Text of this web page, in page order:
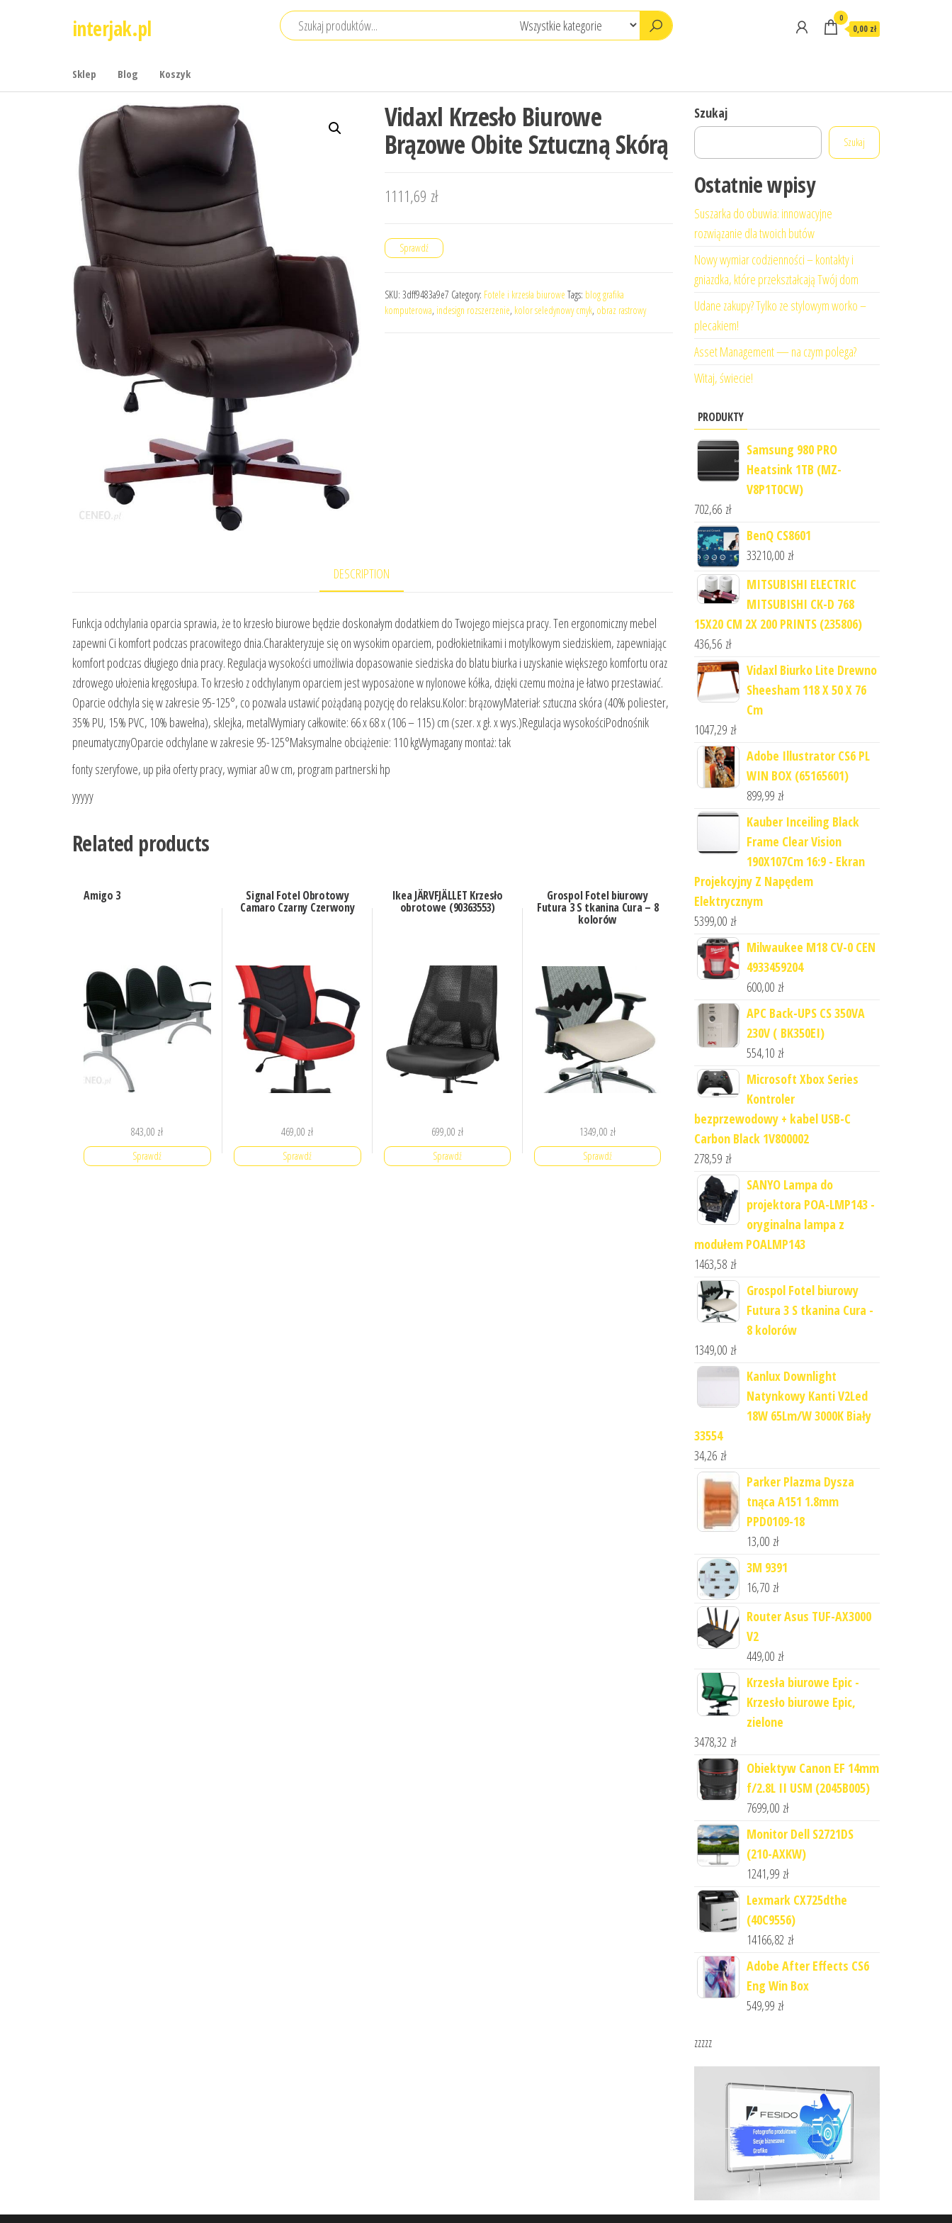
interjak.pl 0
0,00 zł
Sklep Blog Koszyk
Vidaxl Krzesło Biurowe
Brązowe Obite Sztuczną Skórą
1111,69 zł
Sprawdź
SKU: 3dff9483a9e7 Category: Fotele i krzesła biurowe Tags: blog grafika
komputerowa, indesign rozszerzenie, kolor seledynowy cmyk, obraz rastrowy
DESCRIPTION
Funkcja odchylania oparcia sprawia, że to krzesło biurowe będzie doskonałym dodatkiem do Twojego miejsca pracy. Ten ergonomiczny mebel
zapewni Ci komfort podczas pracowitego dnia.Charakteryzuje się on wysokim oparciem, podłokietnikami i motylkowym siedziskiem, zapewniając
komfort podczas długiego dnia pracy. Regulacja wysokości umożliwia dopasowanie siedziska do blatu biurka i uzyskanie większego komfortu oraz
zdrowego ułożenia kręgosłupa. To krzesło z odchylanym oparciem jest wyposażone w nylonowe kółka, dzięki czemu można je łatwo przestawiać.
Oparcie odchyla się w zakresie 95-125°, co pozwala ustawić pożądaną pozycję do relaksu.Kolor: brązowyMateriał: sztuczna skóra (40% poliester,
35% PU, 15% PVC, 10% bawełna), sklejka, metalWymiary całkowite: 66 x 68 x (106 – 115) cm (szer. x gł. x wys.)Regulacja wysokościPodnośnik
pneumatycznyOparcie odchylane w zakresie 95-125°Maksymalne obciążenie: 110 kgWymagany montaż: tak
fonty szeryfowe, up piła oferty pracy, wymiar a0 w cm, program partnerski hp
yyyyy
Related products
Amigo 3
843,00 zł
Sprawdź
Signal Fotel Obrotowy
Camaro Czarny Czerwony
469,00 zł
Sprawdź
Ikea JÄRVFJÄLLET Krzesło
obrotowe (90363553)
699,00 zł
Sprawdź
Grospol Fotel biurowy
Futura 3 S tkanina Cura – 8
kolorów
1349,00 zł
Sprawdź
Szukaj
Szukaj
Ostatnie wpisy
Suszarka do obuwia: innowacyjne
rozwiązanie dla twoich butów
Nowy wymiar codzienności – kontakty i
gniazdka, które przekształcają Twój dom
Udane zakupy? Tylko ze stylowym worko –
plecakiem!
Asset Management — na czym polega?
Witaj, świecie!
PRODUKTY
Samsung 980 PRO
Heatsink 1TB (MZ-
V8P1T0CW)
702,66 zł
BenQ CS8601
33210,00 zł
MITSUBISHI ELECTRIC
MITSUBISHI CK-D 768
15X20 CM 2X 200 PRINTS (235806)
436,56 zł
Vidaxl Biurko Lite Drewno
Sheesham 118 X 50 X 76
Cm
1047,29 zł
Adobe Illustrator CS6 PL
WIN BOX (65165601)
899,99 zł
Kauber Inceiling Black
Frame Clear Vision
190X107Cm 16:9 - Ekran
Projekcyjny Z Napędem
Elektrycznym
5399,00 zł
Milwaukee M18 CV-0 CEN
4933459204
600,00 zł
APC Back-UPS CS 350VA
230V ( BK350EI)
554,10 zł
Microsoft Xbox Series
Kontroler
bezprzewodowy + kabel USB-C
Carbon Black 1V800002
278,59 zł
SANYO Lampa do
projektora POA-LMP143 -
oryginalna lampa z
modułem POALMP143
1463,58 zł
Grospol Fotel biurowy
Futura 3 S tkanina Cura -
8 kolorów
1349,00 zł
Kanlux Downlight
Natynkowy Kanti V2Led
18W 65Lm/W 3000K Biały
33554
34,26 zł
Parker Plazma Dysza
tnąca A151 1.8mm
PPD0109-18
13,00 zł
3M 9391
16,70 zł
Router Asus TUF-AX3000
V2
449,00 zł
Krzesła biurowe Epic -
Krzesło biurowe Epic,
zielone
3478,32 zł
Obiektyw Canon EF 14mm
f/2.8L II USM (2045B005)
7699,00 zł
Monitor Dell S2721DS
(210-AXKW)
1241,99 zł
Lexmark CX725dthe
(40C9556)
14166,82 zł
Adobe After Effects CS6
Eng Win Box
549,99 zł
zzzzz